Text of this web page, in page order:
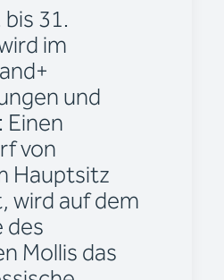
31.
im
und
von
Hauptsitz
wird auf dem
des
Mollis das